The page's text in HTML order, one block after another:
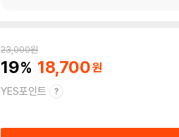
23,000원
19 18,700
YES포인트